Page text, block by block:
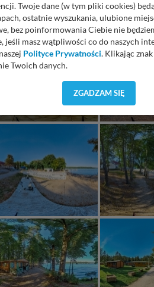
Twoje dane (w tym pliki cookies)
ostatnie wyszukania, ulubione
bez poinformowania Ciebie nie
jeśli masz wątpliwości co do naszych
Polityce Prywatności. Klikając
Twoich danych.
Twoich danych jest elementem
wRegulaminie Serwisu.
jest: Agencja Reklamowa Kreacja
skontaktować się za pośrednictwem tej
dostępu do swoich danych, zażądać
że nie zawsze jest możliwe techniczne
Twoja przeglądarka umożliwia
za Ciebie.
Mazur na nowo...
ZGADZAM SIĘ